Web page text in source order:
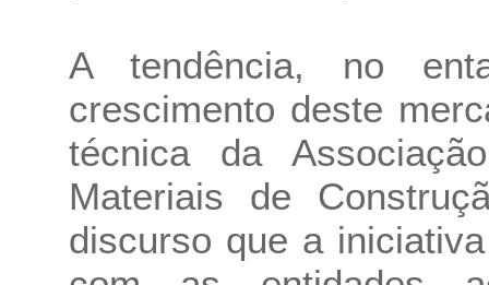
A tendência, no
crescimento deste
técnica da
Materiais de
discurso que a